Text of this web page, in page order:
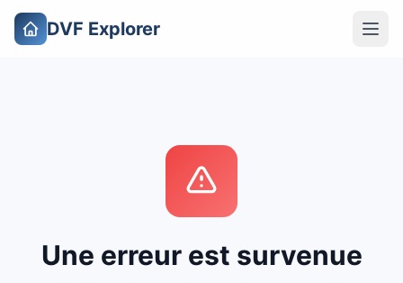
DVF Explorer
Une erreur est survenue